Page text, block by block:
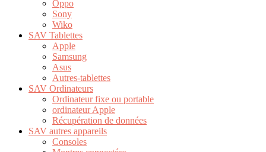
Oppo
Sony
Wiko
SAV Tablettes
Apple
Samsung
Asus
Autres-tablettes
SAV Ordinateurs
Ordinateur fixe ou portable
ordinateur Apple
Récupération de données
SAV autres appareils
Consoles